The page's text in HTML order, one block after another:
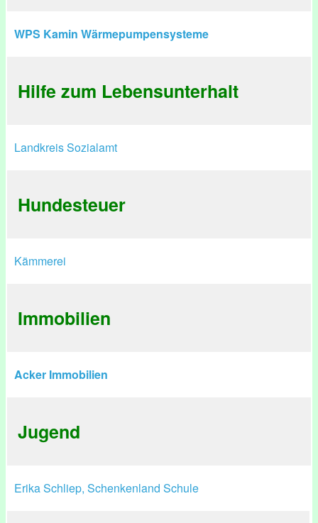
WPS Kamin Wärmepumpensysteme
Hilfe zum Lebensunterhalt
Landkreis Sozialamt
Hundesteuer
Kämmerei
Immobilien
Acker Immobilien
Jugend
Erika Schliep, Schenkenland Schule